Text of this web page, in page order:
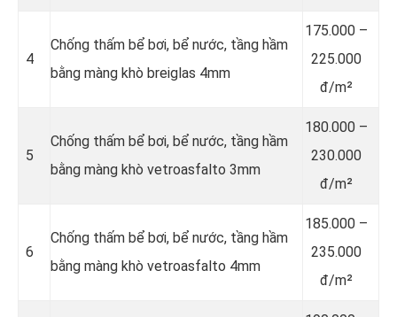
4
Chống thấm bể bơi, bể nước, tầng hầm
bằng màng khò breiglas 4mm
175.000 –
225.000
đ/m²
5
Chống thấm bể bơi, bể nước, tầng hầm
bằng màng khò vetroasfalto 3mm
180.000 –
230.000
đ/m²
6
Chống thấm bể bơi, bể nước, tầng hầm
bằng màng khò vetroasfalto 4mm
185.000 –
235.000
đ/m²